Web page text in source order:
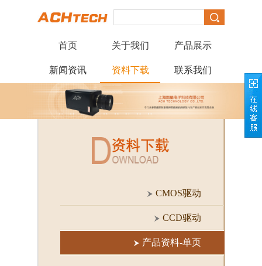
首页 关于我们 产品展示
新闻资讯 资料下载 联系我们
CMOS驱动
CCD驱动
产品资料-单页